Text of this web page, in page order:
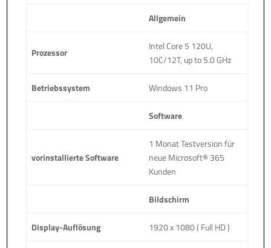
Allgemein
Prozessor
Intel Core 5 120U,
10C/12T, up to 5.0 GHz
Betriebssystem Windows 11 Pro
Software
vorinstallierte Software
1 Monat Testversion für
neue Microsoft® 365
Kunden
Bildschirm
Display-Auflösung 1920 x 1080 ( Full HD )